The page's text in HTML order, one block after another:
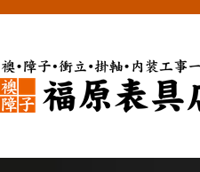
内
ス
キ